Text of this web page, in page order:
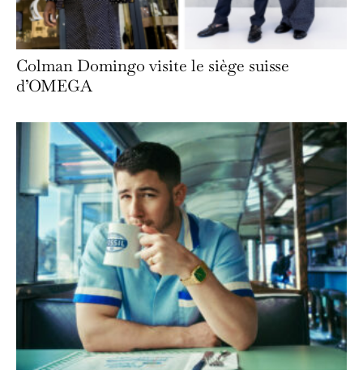
Colman Domingo visite le siège suisse
d’OMEGA